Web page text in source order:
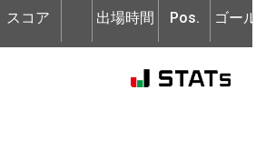
スコア 出場時間 Pos. ゴー